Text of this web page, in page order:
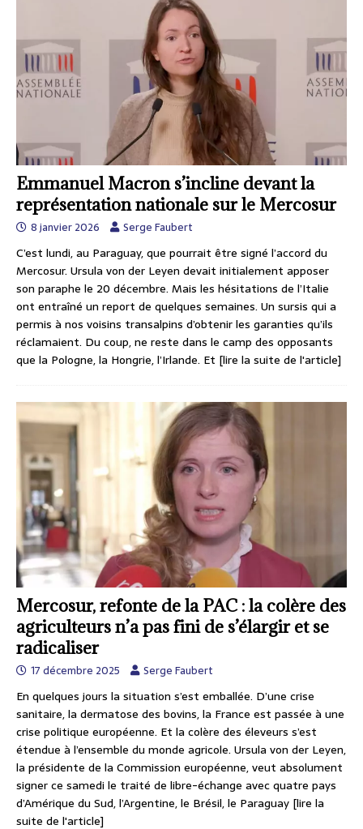
Emmanuel Macron s’incline devant la
représentation nationale sur le Mercosur
8 janvier 2026 Serge Faubert
C’est lundi, au Paraguay, que pourrait être signé l’accord du
Mercosur. Ursula von der Leyen devait initialement apposer
son paraphe le 20 décembre. Mais les hésitations de l’Italie
ont entraîné un report de quelques semaines. Un sursis qui a
permis à nos voisins transalpins d’obtenir les garanties qu’ils
réclamaient. Du coup, ne reste dans le camp des opposants
que la Pologne, la Hongrie, l’Irlande. Et [lire la suite de l'article]
Mercosur, refonte de la PAC : la colère des
agriculteurs n’a pas fini de s’élargir et se
radicaliser
17 décembre 2025 Serge Faubert
En quelques jours la situation s’est emballée. D’une crise
sanitaire, la dermatose des bovins, la France est passée à une
crise politique européenne. Et la colère des éleveurs s’est
étendue à l’ensemble du monde agricole. Ursula von der Leyen,
la présidente de la Commission européenne, veut absolument
signer ce samedi le traité de libre-échange avec quatre pays
d’Amérique du Sud, l’Argentine, le Brésil, le Paraguay [lire la
suite de l'article]